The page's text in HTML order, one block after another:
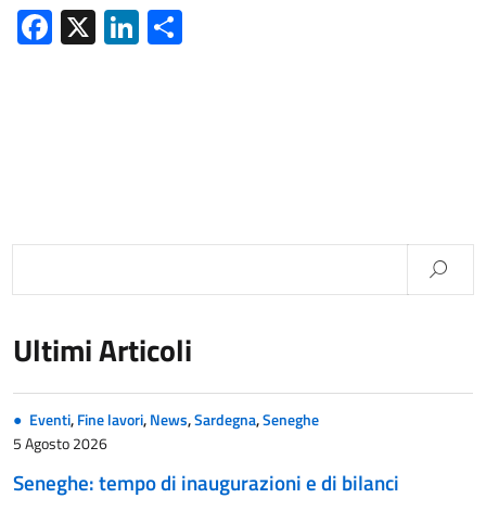
Facebook
X LinkedIn
Ultimi Articoli
Eventi,Fine lavori,News,Sardegna,Seneghe
5 Agosto 2026
Seneghe: tempo di inaugurazioni e di bilanci